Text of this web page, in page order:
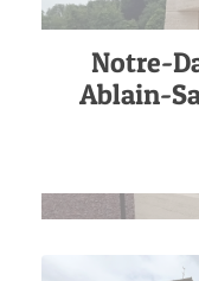
Notre-
Ablain-